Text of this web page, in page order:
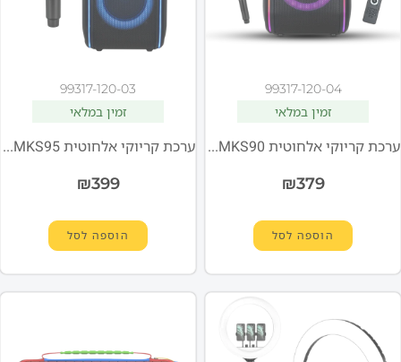
99317-120-04
זמין במלאי
ערכת קריוקי אלחוטית Miracase MKS90
₪379
הוספה לסל
99317-120-03
זמין במלאי
ערכת קריוקי אלחוטית Miracase MKS95
₪399
הוספה לסל